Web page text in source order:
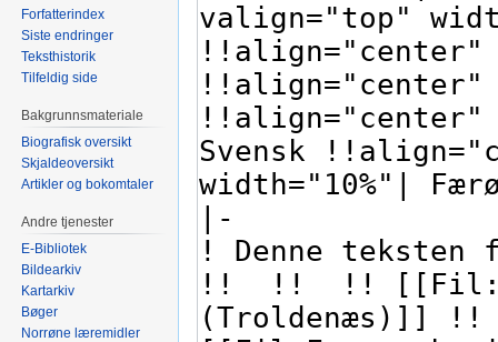
Forfatterindex
Siste endringer
Teksthistorik
Tilfeldig side
Bakgrunnsmateriale
Biografisk oversikt
Skjaldeoversikt
Artikler og bokomtaler
Andre tjenester
E-Bibliotek
Bildearkiv
Kartarkiv
Bøger
Norrøne læremidler